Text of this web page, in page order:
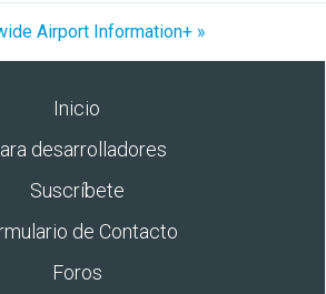
Airport Information+ »
Inicio
desarrolladores
Suscríbete
de Contacto
Foros